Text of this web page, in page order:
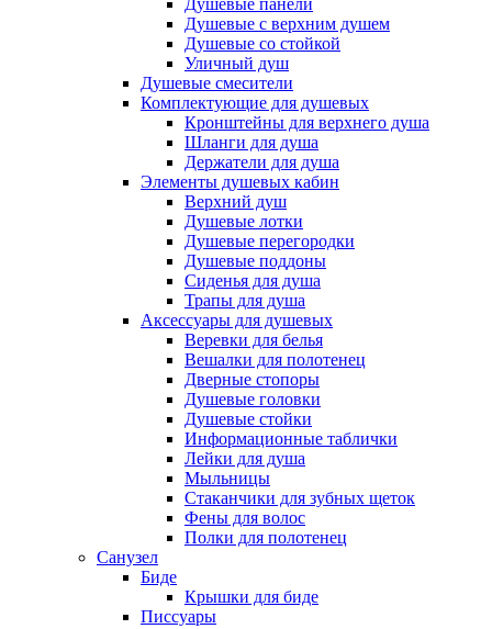
Душевые панели
Душевые с верхним душем
Душевые со стойкой
Уличный душ
Душевые смесители
Комплектующие для душевых
Кронштейны для верхнего душа
Шланги для душа
Держатели для душа
Элементы душевых кабин
Верхний душ
Душевые лотки
Душевые перегородки
Душевые поддоны
Сиденья для душа
Трапы для душа
Аксессуары для душевых
Веревки для белья
Вешалки для полотенец
Дверные стопоры
Душевые головки
Душевые стойки
Информационные таблички
Лейки для душа
Мыльницы
Стаканчики для зубных щеток
Фены для волос
Полки для полотенец
Санузел
Биде
Крышки для биде
Писсуары